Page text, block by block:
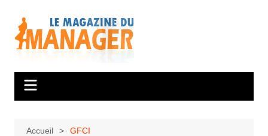
contenu
Accueil GFCI